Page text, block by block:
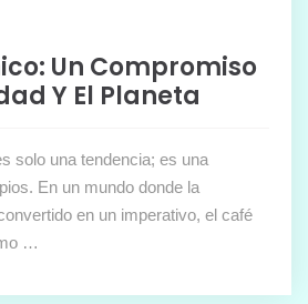
Un Compromiso
Y El Planeta
solo una tendencia; es una
En un mundo donde la
en un imperativo, el café
…